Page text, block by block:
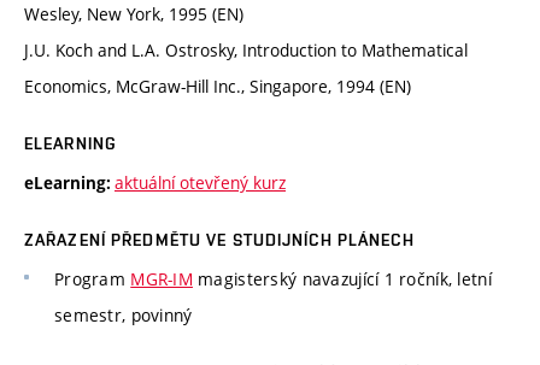
Wesley, New York, 1995 (EN)
J.U. Koch and L.A. Ostrosky, Introduction to Mathematical
Economics, McGraw-Hill Inc., Singapore, 1994 (EN)
ELEARNING
eLearning: aktuální otevřený kurz
ZAŘAZENÍ PŘEDMĚTU VE STUDIJNÍCH PLÁNECH
Program MGR-IM magisterský navazující 1 ročník, letní
semestr, povinný